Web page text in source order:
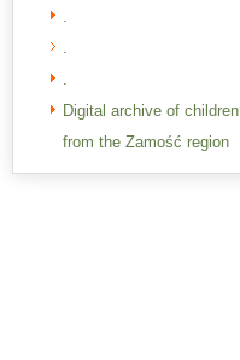
.
.
.
Digital archive of children
from the Zamość region